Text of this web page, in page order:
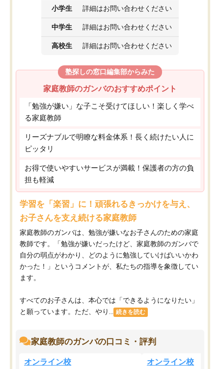
小学生 詳細はお問い合わせください
中学生 詳細はお問い合わせください
高校生 詳細はお問い合わせください
塾探しの窓口編集部からみた
家庭教師のガンバのおすすめポイント
「勉強が嫌い」な子こそ受けてほしい！楽しく学べ
る家庭教師
リーズナブルで明瞭な料金体系！長く続けたい人に
ピッタリ
お得で使いやすいサービスが満載！保護者の方の負
担も軽減
学習を「楽習」に！頑張れるきっかけを与え、
お子さんを支え続ける家庭教師
家庭教師のガンバは、勉強が嫌いなお子さんのための家庭
教師です。「勉強が嫌いだったけど、家庭教師のガンバで
自分の弱点がわかり、どのように勉強していけばいいかわ
かった！」というコメントが、私たちの指導を象徴してい
ます。
すべてのお子さんは、本心では「できるようになりたい」
と願っています。ただ、やり...
続きを読む
家庭教師のガンバの口コミ・評判
オンライン校 オンライン校